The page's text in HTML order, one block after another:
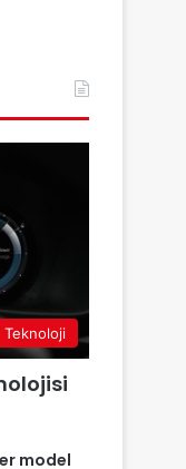
Teknoloji
model